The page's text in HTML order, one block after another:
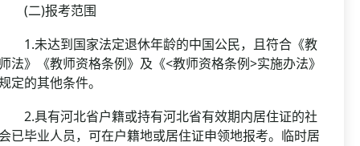
二)报考范围
未达到国家法定退休年龄的中国公民，且符合《教
法》《教师资格条例》及《<教师资格条例>实施办法》
定的其他条件。
具有河北省户籍或持有河北省有效期内居住证的社
已毕业人员，可在户籍地或居住证申领地报考。临时居